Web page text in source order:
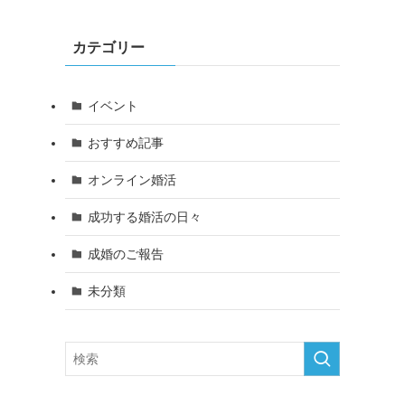
カテゴリー
イベント
おすすめ記事
オンライン婚活
成功する婚活の日々
成婚のご報告
未分類